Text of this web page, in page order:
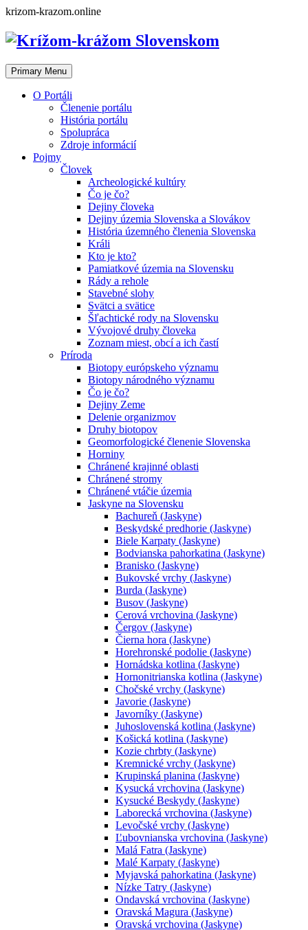
Skip
content
krizom-krazom.online
Primary Menu
O Portáli
Členenie portálu
História portálu
Spolupráca
Zdroje informácií
Pojmy
Človek
Archeologické kultúry
Čo je čo?
Dejiny človeka
Dejiny územia Slovenska a Slovákov
História územného členenia Slovenska
Králi
Kto je kto?
Pamiatkové územia na Slovensku
Rády a rehole
Stavebné slohy
Svätci a svätice
Šľachtické rody na Slovensku
Vývojové druhy človeka
Zoznam miest, obcí a ich častí
Príroda
Biotopy európskeho významu
Biotopy národného významu
Čo je čo?
Dejiny Zeme
Delenie organizmov
Druhy biotopov
Geomorfologické členenie Slovenska
Horniny
Chránené krajinné oblasti
Chránené stromy
Chránené vtáčie územia
Jaskyne na Slovensku
Bachureň (Jaskyne)
Beskydské predhorie (Jaskyne)
Biele Karpaty (Jaskyne)
Bodvianska pahorkatina (Jaskyne)
Branisko (Jaskyne)
Bukovské vrchy (Jaskyne)
Burda (Jaskyne)
Busov (Jaskyne)
Cerová vrchovina (Jaskyne)
Čergov (Jaskyne)
Čierna hora (Jaskyne)
Horehronské podolie (Jaskyne)
Hornádska kotlina (Jaskyne)
Hornonitrianska kotlina (Jaskyne)
Chočské vrchy (Jaskyne)
Javorie (Jaskyne)
Javorníky (Jaskyne)
Juhoslovenská kotlina (Jaskyne)
Košická kotlina (Jaskyne)
Kozie chrbty (Jaskyne)
Kremnické vrchy (Jaskyne)
Krupinská planina (Jaskyne)
Kysucká vrchovina (Jaskyne)
Kysucké Beskydy (Jaskyne)
Laborecká vrchovina (Jaskyne)
Levočské vrchy (Jaskyne)
Ľubovnianska vrchovina (Jaskyne)
Malá Fatra (Jaskyne)
Malé Karpaty (Jaskyne)
Myjavská pahorkatina (Jaskyne)
Nízke Tatry (Jaskyne)
Ondavská vrchovina (Jaskyne)
Oravská Magura (Jaskyne)
Oravská vrchovina (Jaskyne)